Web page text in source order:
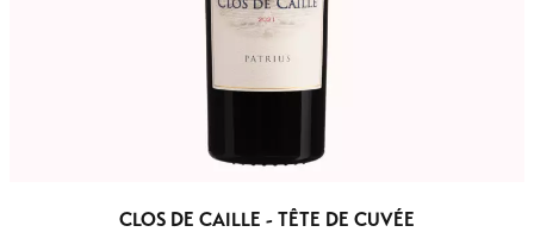
CLOS DE CAILLE - TÊTE DE CUVÉE